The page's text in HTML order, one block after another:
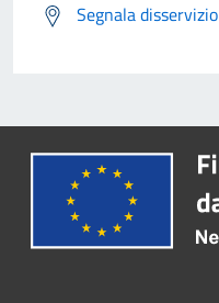
Segnala disservizio